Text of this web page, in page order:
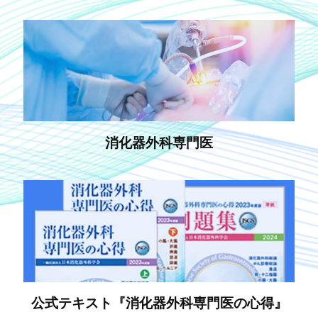
消化器外科専門医
公式テキスト『消化器外科専門医の心得』